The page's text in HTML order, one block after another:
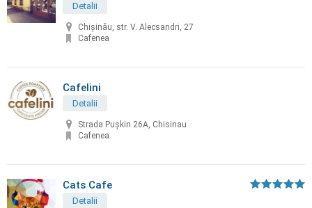
Detalii
Chişinău, str. V. Alecsandri, 27
Cafenea
Cafelini
Detalii
Strada Pușkin 26A, Chisinau
Cafenea
Cats Cafe
Detalii